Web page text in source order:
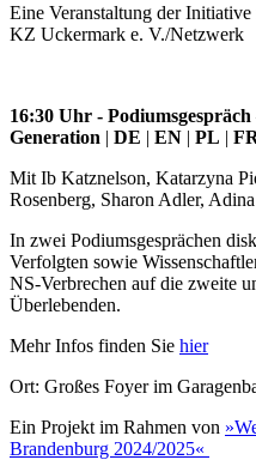
Eine Veranstaltung der
KZ Uckermark e. V./Netzwerk
16:30 Uhr - Podiumsgespräch
Generation | DE | EN | PL |
Mit Ib Katznelson, Katarzyna
Rosenberg, Sharon Adler,
In zwei Podiumsgesprächen
Verfolgten sowie
NS-Verbrechen auf die zweite
Überlebenden.
Mehr Infos finden Sie hier
Ort: Großes Foyer im
Ein Projekt im Rahmen von
Brandenburg 2024/2025«